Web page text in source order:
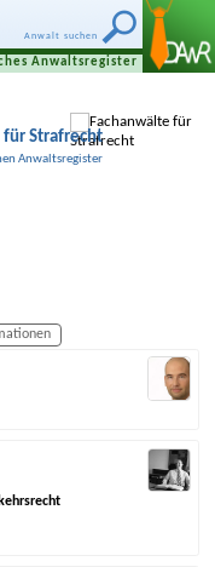
Anwalt suchen
Anwaltsregister
für Strafrecht
Anwaltsregister